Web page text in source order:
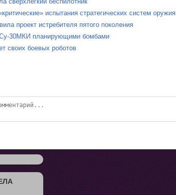
испытания стратегических систем оружия
проект истребителя пятого поколения
30МКИ планирующими бомбами
своих боевых роботов